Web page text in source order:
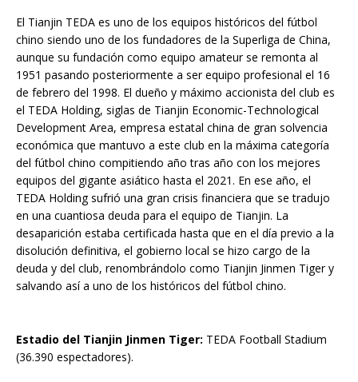
El Tianjin TEDA es uno de los equipos históricos del fútbol
chino siendo uno de los fundadores de la Superliga de China,
aunque su fundación como equipo amateur se remonta al
1951 pasando posteriormente a ser equipo profesional el 16
de febrero del 1998. El dueño y máximo accionista del club es
el TEDA Holding, siglas de Tianjin Economic-Technological
Development Area, empresa estatal china de gran solvencia
económica que mantuvo a este club en la máxima categoría
del fútbol chino compitiendo año tras año con los mejores
equipos del gigante asiático hasta el 2021. En ese año, el
TEDA Holding sufrió una gran crisis financiera que se tradujo
en una cuantiosa deuda para el equipo de Tianjin. La
desaparición estaba certificada hasta que en el día previo a la
disolución definitiva, el gobierno local se hizo cargo de la
deuda y del club, renombrándolo como Tianjin Jinmen Tiger y
salvando así a uno de los históricos del fútbol chino.
Estadio del Tianjin Jinmen Tiger: TEDA Football Stadium
(36.390 espectadores).